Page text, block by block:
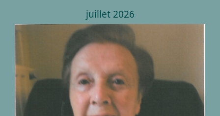
juillet 2026